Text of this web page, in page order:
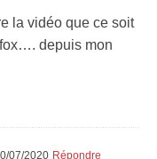
la vidéo que ce soit
depuis mon
07/2020 Répondre